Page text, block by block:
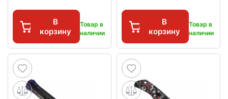
В
корзину
Товар в
наличии
В
корзину
Товар в
наличии